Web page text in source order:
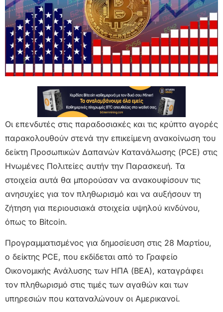
Οι επενδυτές στις παραδοσιακές και τις κρύπτο αγορές
παρακολουθούν στενά την επικείμενη ανακοίνωση του
δείκτη Προσωπικών Δαπανών Κατανάλωσης (PCE) στις
Ηνωμένες Πολιτείες αυτήν την Παρασκευή. Τα
στοιχεία αυτά θα μπορούσαν να ανακουφίσουν τις
ανησυχίες για τον πληθωρισμό και να αυξήσουν τη
ζήτηση για περιουσιακά στοιχεία υψηλού κινδύνου,
όπως το Bitcoin.
Προγραμματισμένος για δημοσίευση στις 28 Μαρτίου,
ο δείκτης PCE, που εκδίδεται από το Γραφείο
Οικονομικής Ανάλυσης των ΗΠΑ (BEA), καταγράφει
τον πληθωρισμό στις τιμές των αγαθών και των
υπηρεσιών που καταναλώνουν οι Αμερικανοί.